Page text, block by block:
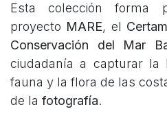
Esta colección forma
proyecto MARE, el
Conservación del Mar
ciudadanía a capturar la
fauna y la flora de las
de la fotografía.